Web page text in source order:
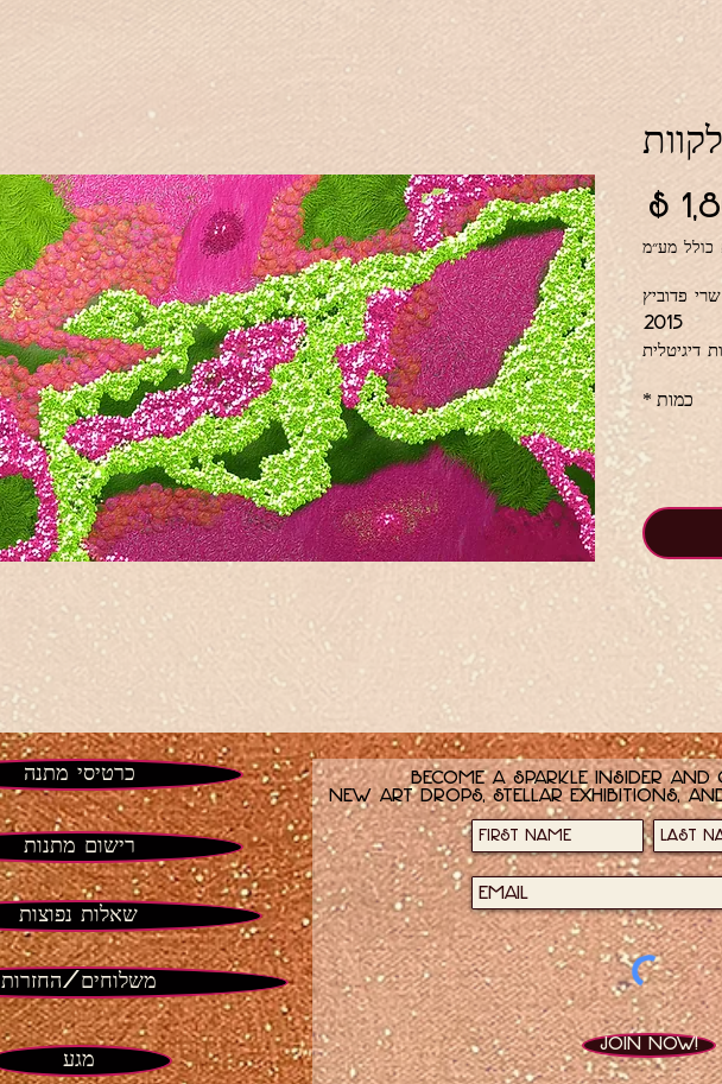
לקוות
מחיר
כולל מע״מ
שרי פדוביץ
2015
דיגיטלית
ירוק וורוד
כמות *
כרטיסי מתנה
רישום מתנות
שאלות נפוצות
משלוחים/החזרות
מגע
Become a sparkle insider
new art drops, stellar exhibitions,
Join now!